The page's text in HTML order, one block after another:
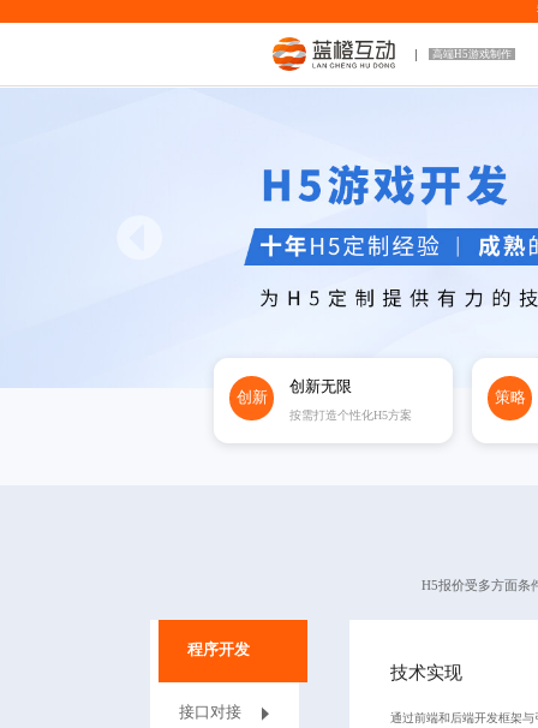
高端H5游戏制作
创新
创新无限
按需打造个性化H5方案
策略
H5报价受多方面条
程序开发
接口对接
技术实现
通过前端和后端开发框架与